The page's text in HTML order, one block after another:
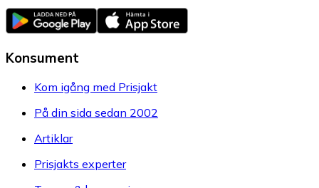
Konsument
Kom igång med Prisjakt
På din sida sedan 2002
Artiklar
Prisjakts experter